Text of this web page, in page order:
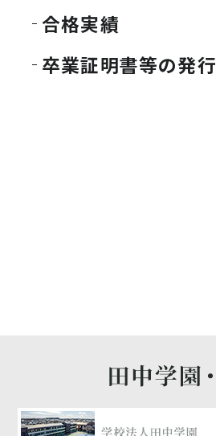
合格実績
卒業証明書等の発行